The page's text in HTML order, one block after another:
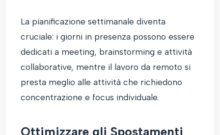
La pianificazione settimanale diventa
cruciale: i giorni in presenza possono essere
dedicati a meeting, brainstorming e attività
collaborative, mentre il lavoro da remoto si
presta meglio alle attività che richiedono
concentrazione e focus individuale.
Ottimizzare gli Spostamenti